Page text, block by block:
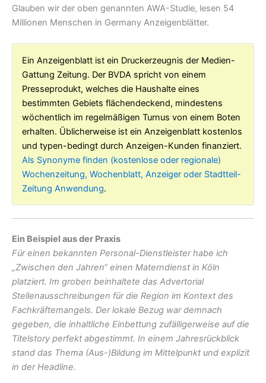
Glauben wir der oben genannten AWA-Studie, lesen 54
Millionen Menschen in Germany Anzeigenblätter.
Ein Anzeigenblatt ist ein Druckerzeugnis der Medien-
Gattung Zeitung. Der BVDA spricht von einem
Presseprodukt, welches die Haushalte eines
bestimmten Gebiets flächendeckend, mindestens
wöchentlich im regelmäßigen Turnus von einem Boten
erhalten. Üblicherweise ist ein Anzeigenblatt kostenlos
und typen-bedingt durch Anzeigen-Kunden finanziert.
Als Synonyme finden (kostenlose oder regionale)
Wochenzeitung, Wochenblatt, Anzeiger oder Stadtteil-
Zeitung Anwendung.
Ein Beispiel aus der Praxis
Für einen bekannten Personal-Dienstleister habe ich
„Zwischen den Jahren“ einen Materndienst in Köln
platziert. Im groben beinhaltete das Advertorial
Stellenausschreibungen für die Region im Kontext des
Fachkräftemangels. Der lokale Bezug war demnach
gegeben, die inhaltliche Einbettung zufälligerweise auf die
Titelstory perfekt abgestimmt. In einem Jahresrückblick
stand das Thema (Aus-)Bildung im Mittelpunkt und explizit
in der Headline.